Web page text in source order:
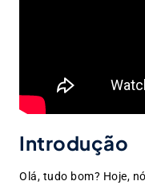
Introdução
Olá, tudo bom? Hoje,